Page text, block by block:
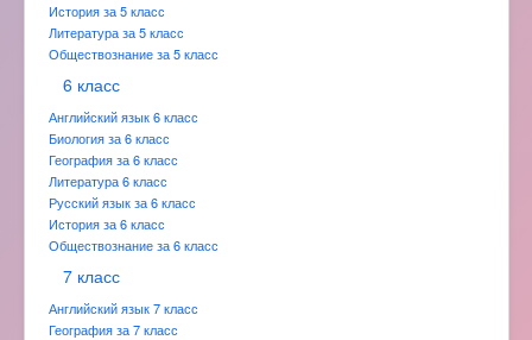
История за 5 класс
Литература за 5 класс
Обществознание за 5 класс
6 класс
Английский язык 6 класс
Биология за 6 класс
География за 6 класс
Литература 6 класс
Русский язык за 6 класс
История за 6 класс
Обществознание за 6 класс
7 класс
Английский язык 7 класс
География за 7 класс